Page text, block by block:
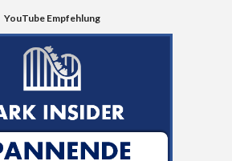
YouTube Empfehlung